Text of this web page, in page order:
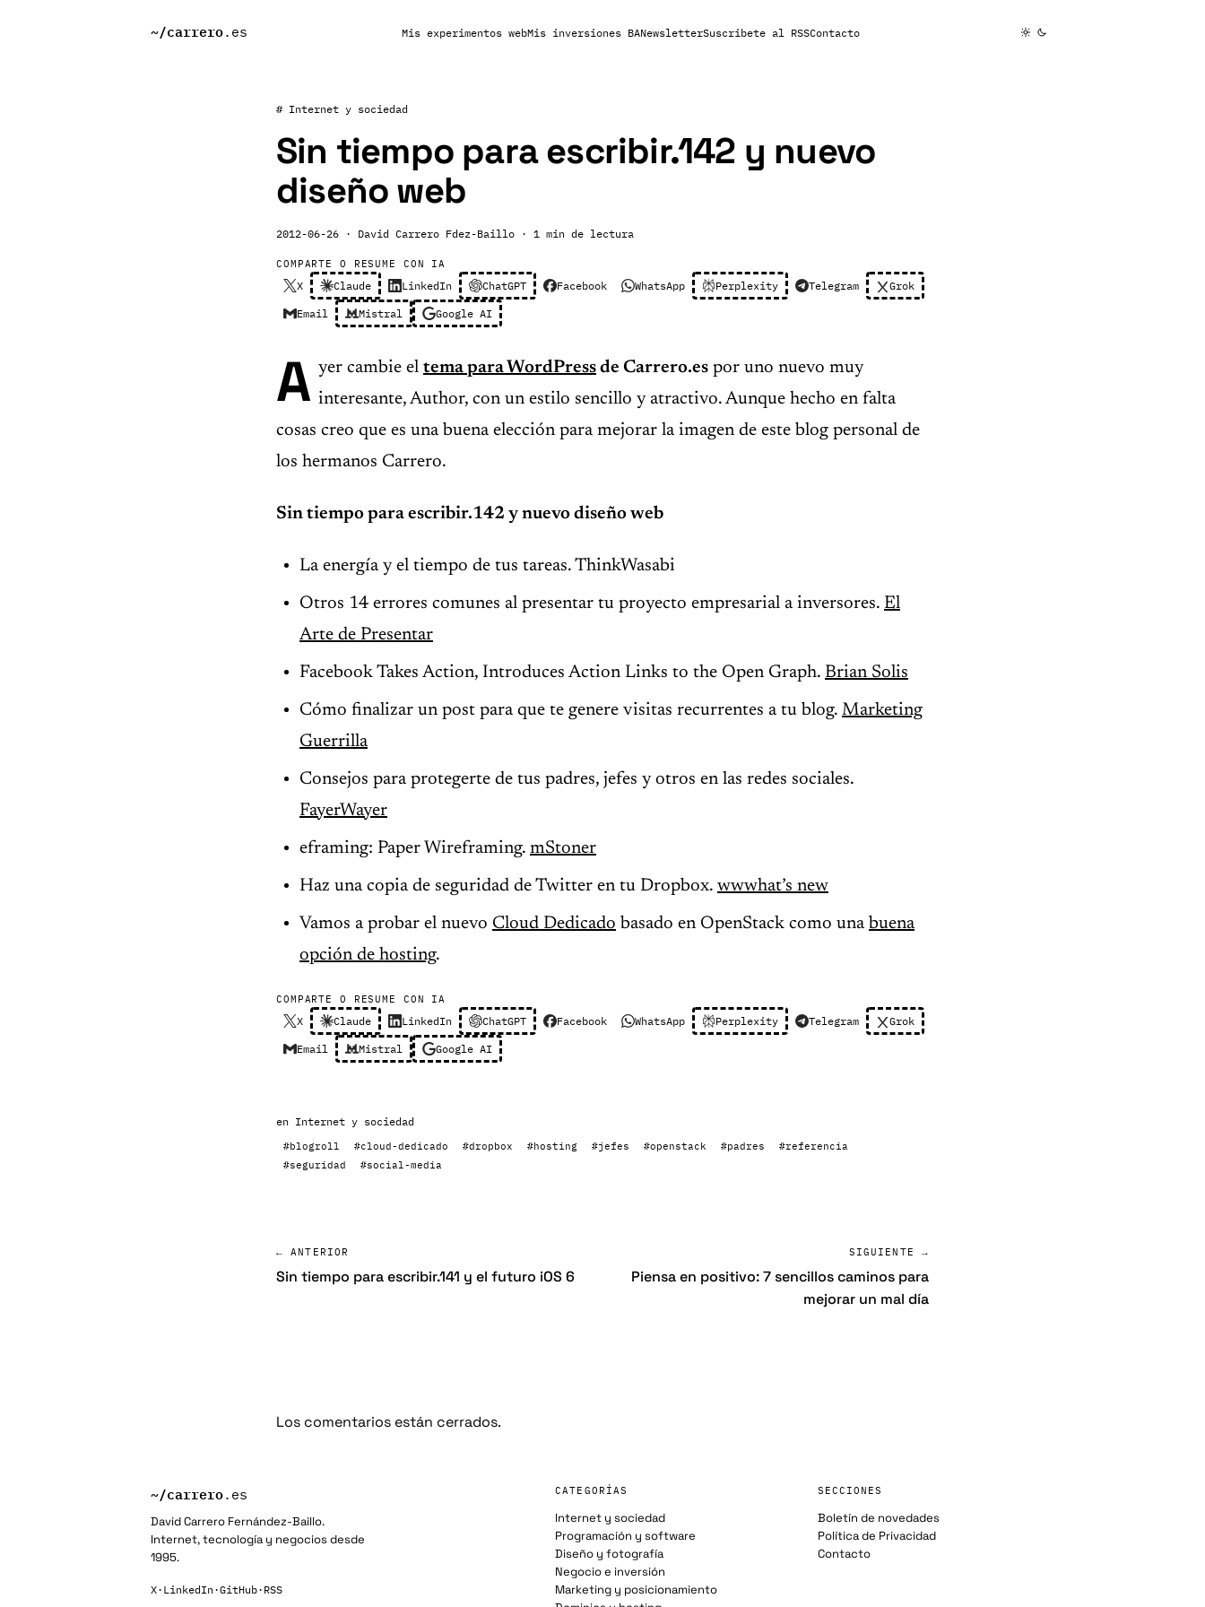
~/carrero.es Mis experimentos webMis inversiones BANewsletterSuscribete al RSSContacto
# Internet y sociedad
Sin tiempo para escribir.142 y nuevo
diseño web
2012-06-26 · David Carrero Fdez-Baillo · 1 min de lectura
COMPARTE O RESUME CON IA
X Claude LinkedIn ChatGPT Facebook WhatsApp Perplexity Telegram Grok
Email Mistral Google AI
A yer cambie el tema para WordPress de Carrero.es por uno nuevo muy
interesante, Author, con un estilo sencillo y atractivo. Aunque hecho en falta
cosas creo que es una buena elección para mejorar la imagen de este blog personal de
los hermanos Carrero.
Sin tiempo para escribir.142 y nuevo diseño web
La energía y el tiempo de tus tareas. ThinkWasabi
Otros 14 errores comunes al presentar tu proyecto empresarial a inversores. El
Arte de Presentar
Facebook Takes Action, Introduces Action Links to the Open Graph. Brian Solis
Cómo finalizar un post para que te genere visitas recurrentes a tu blog. Marketing
Guerrilla
Consejos para protegerte de tus padres, jefes y otros en las redes sociales.
FayerWayer
eframing: Paper Wireframing. mStoner
Haz una copia de seguridad de Twitter en tu Dropbox. wwwhat’s new
Vamos a probar el nuevo Cloud Dedicado basado en OpenStack como una buena
opción de hosting.
COMPARTE O RESUME CON IA
X Claude LinkedIn ChatGPT Facebook WhatsApp Perplexity Telegram Grok
Email Mistral Google AI
en Internet y sociedad
#blogroll #cloud-dedicado #dropbox #hosting #jefes #openstack #padres
#referencia
#seguridad
#social-media
← ANTERIOR
Sin tiempo para escribir.141 y el futuro iOS 6
SIGUIENTE →
Piensa en positivo: 7 sencillos caminos para
mejorar un mal día
Los comentarios están cerrados.
~/carrero.es
David Carrero Fernández-Baillo.
Internet, tecnología y negocios desde
1995.
X· LinkedIn·GitHub· RSS
CATEGORÍAS
Internet y sociedad
Programación y software
Diseño y fotografía
Negocio e inversión
Marketing y posicionamiento
SECCIONES
Boletín de novedades
Política de Privacidad
Contacto